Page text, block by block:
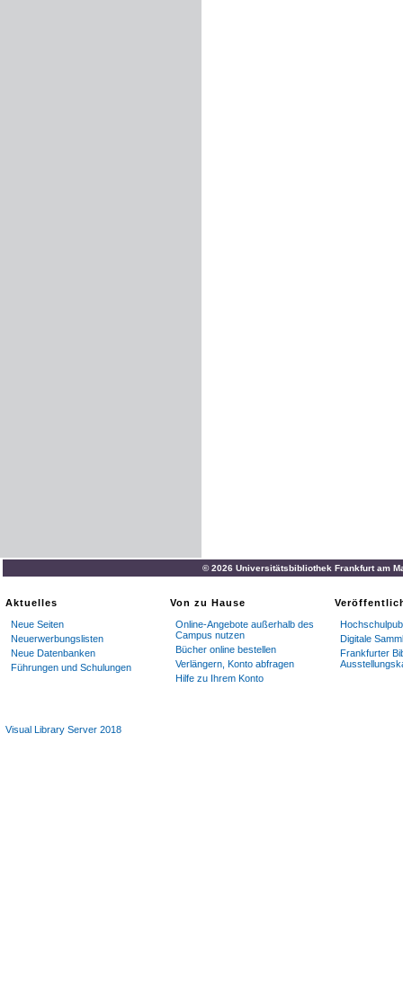
© 2026 Universitätsbibliothek Frankfurt am
Aktuelles
Neue Seiten
Neuerwerbungslisten
Neue Datenbanken
Führungen und Schulungen
Von zu Hause
Online-Angebote außerhalb des
Campus nutzen
Bücher online bestellen
Verlängern, Konto abfragen
Hilfe zu Ihrem Konto
Digitale
Frankfurter
Visual Library Server 2018